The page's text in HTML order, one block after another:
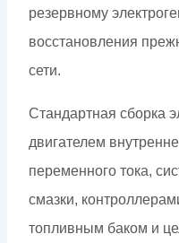
резервному
восстановления
сети.
Стандартная сборка
двигателем
переменного тока,
смазки,
топливным баком и